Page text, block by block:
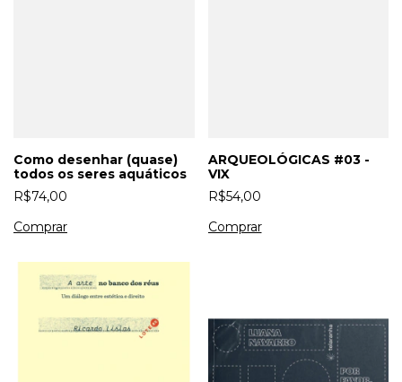
Como desenhar (quase)
todos os seres aquáticos
R$74,00
ARQUEOLÓGICAS #03 -
VIX
R$54,00